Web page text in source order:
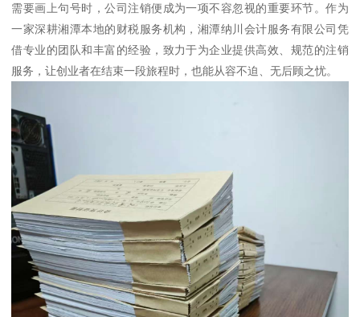
需要画上句号时，公司注销便成为一项不容忽视的重要环节。作为
一家深耕湘潭本地的财税服务机构，湘潭纳川会计服务有限公司凭
借专业的团队和丰富的经验，致力于为企业提供高效、规范的注销
服务，让创业者在结束一段旅程时，也能从容不迫、无后顾之忧。